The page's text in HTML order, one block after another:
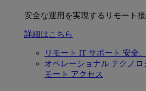
安全な運用を実現するリモート接
詳細はこちら
リモート IT サポート 安全
オペレーショナル テクノロ
モート アクセス